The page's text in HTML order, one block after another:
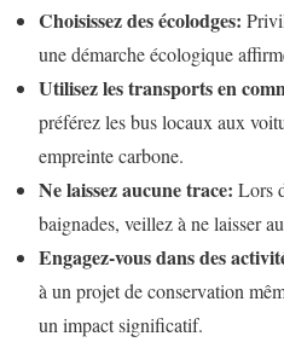
Choisissez des écolodges:
une démarche écologique
Utilisez les transports en
préférez les bus locaux aux
empreinte carbone.
Ne laissez aucune trace: Lors
baignades, veillez à ne laisser
Engagez-vous dans des
à un projet de conservation
un impact significatif.